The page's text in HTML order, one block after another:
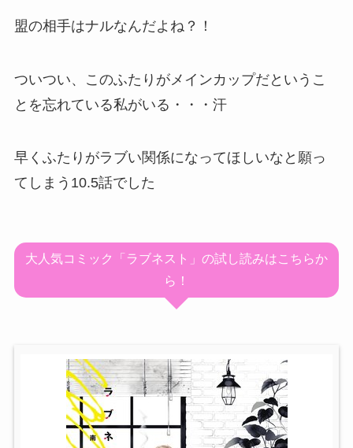
盟の相手はナルなんだよね？！
ついつい、このふたりがメインカップだというこ
とを忘れている私がいる・・・汗
早くふたりがラブい関係になってほしいなと願っ
てしまう10.5話でした
大人気コミック「ラブネスト」の試し読みはこちらか
ら！